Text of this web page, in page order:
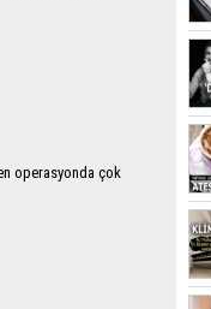
operasyonda çok